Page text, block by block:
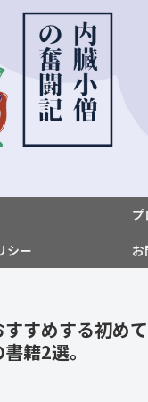
シー
すめする初め
籍2選。